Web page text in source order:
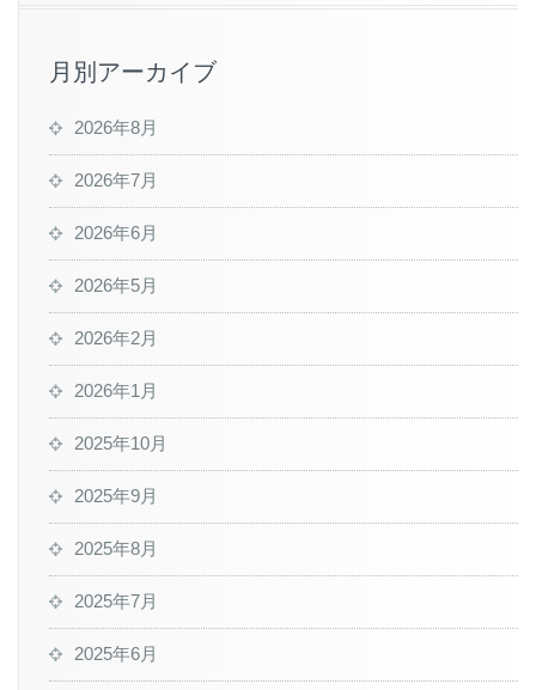
月別アーカイブ
2026年8月
2026年7月
2026年6月
2026年5月
2026年2月
2026年1月
2025年10月
2025年9月
2025年8月
2025年7月
2025年6月